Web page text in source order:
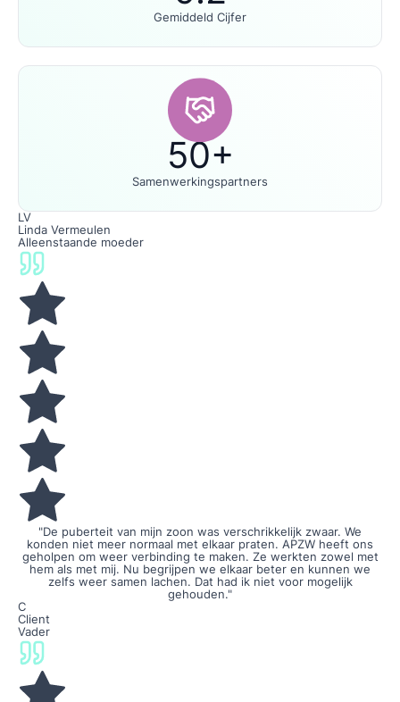
Gemiddeld Cijfer
50+
Samenwerkingspartners
LV
Linda Vermeulen
Alleenstaande moeder
"De puberteit van mijn zoon was verschrikkelijk zwaar. We
konden niet meer normaal met elkaar praten. APZW heeft ons
geholpen om weer verbinding te maken. Ze werkten zowel met
hem als met mij. Nu begrijpen we elkaar beter en kunnen we
zelfs weer samen lachen. Dat had ik niet voor mogelijk
gehouden."
C
Client
Vader